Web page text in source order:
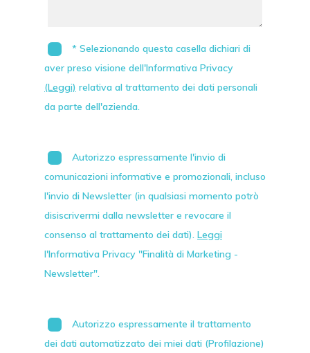
* Selezionando questa casella dichiari di
aver preso visione dell'Informativa Privacy
(Leggi) relativa al trattamento dei dati personali
da parte dell'azienda.
Autorizzo espressamente l'invio di
comunicazioni informative e promozionali, incluso
l'invio di Newsletter (in qualsiasi momento potrò
disiscrivermi dalla newsletter e revocare il
consenso al trattamento dei dati). Leggi
l'Informativa Privacy "Finalità di Marketing -
Newsletter".
Autorizzo espressamente il trattamento
dei dati automatizzato dei miei dati (Profilazione)